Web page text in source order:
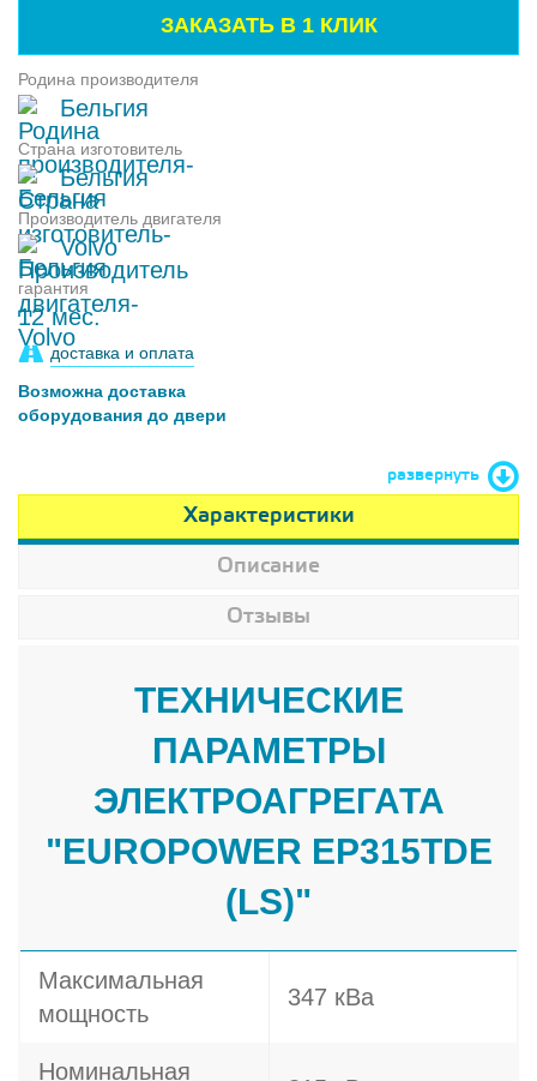
Родина производителя
Бельгия
Страна изготовитель
Бельгия
Производитель двигателя
Volvo
гарантия
12 мес.
доставка и оплата
Возможна доставка
оборудования до двери
развернуть
Характеристики
Описание
Отзывы
ТЕХНИЧЕСКИЕ
ПАРАМЕТРЫ
ЭЛЕКТРОАГРЕГАТА
"EUROPOWER EP315TDE
(LS)"
Максимальная
мощность
347 кВа
Номинальная